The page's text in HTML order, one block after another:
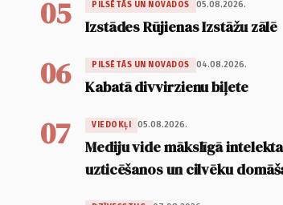
05 PILSĒTĀS UN NOVADOS 05.08.2026.
Izstādes Rūjienas Izstāžu zālē
06 PILSĒTĀS UN NOVADOS 04.08.2026.
Kabatā divvirzienu biļete
07 VIEDOKĻI 05.08.2026.
Mediju vide mākslīgā
uzticēšanos un cilvēku